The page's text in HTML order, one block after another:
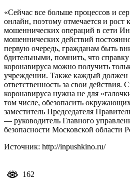
«Сейчас все больше процессов и
онлайн, поэтому отмечается и рост
мошеннических операций в сети
мошеннических действий
первую очередь, гражданам быть
бдительными, помнить, что справку
коронавируса можно получить
учреждении. Также каждый должен
ответственность за свои действия.
коронавируса нужна не для
том числе, обезопасить
заместитель Председателя
— руководитель Главного
безопасности Московской области
Источник: http://inpushkino.ru/
162